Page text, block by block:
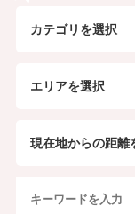
カテゴリを選択
エリアを選択
現在地からの距離